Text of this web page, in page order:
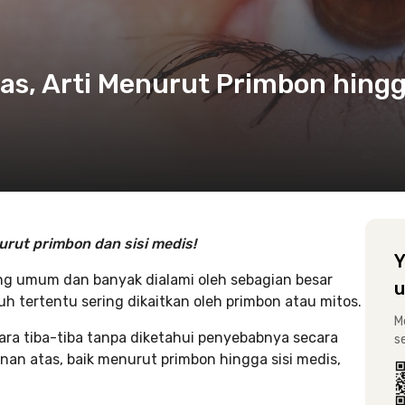
Arti Menurut Primbon
primbon dan sisi medis!
umum dan banyak dialami oleh sebagian besar
tertentu sering dikaitkan oleh primbon atau mitos.
tiba-tiba tanpa diketahui penyebabnya secara
atas, baik menurut primbon hingga sisi medis,